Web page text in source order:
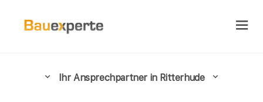
Ihr Ansprechpartner in Ritterhude